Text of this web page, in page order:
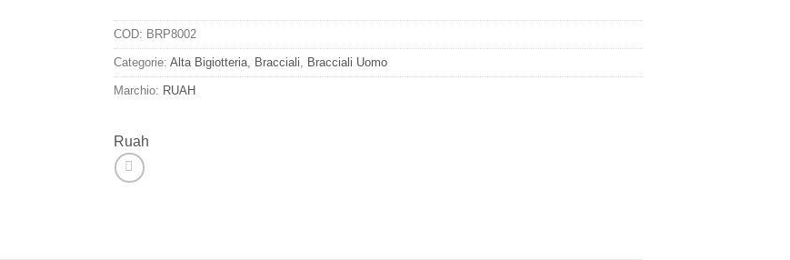
COD: BRP8002
Categorie: Alta Bigiotteria, Bracciali Bracciali Uomo
Marchio: RUAH
Ruah